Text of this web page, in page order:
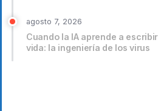
agosto 7, 2026
Cuando la IA aprende a escribir
vida: la ingeniería de los virus